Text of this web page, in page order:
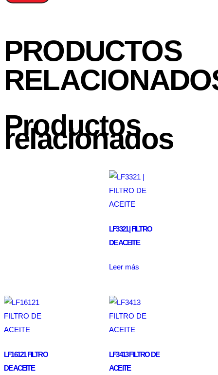
PRODUCTOS
Productos
relacionados
LF3321 | FILTRO
DE ACEITE
Leer más
LF16121 FILTRO
DE ACEITE
LF3413 FILTRO DE
ACEITE